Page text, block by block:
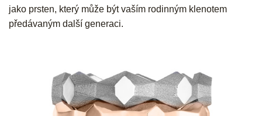
jako prsten, který může být vaším rodinným klenotem
předávaným další generaci.